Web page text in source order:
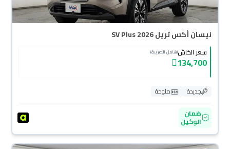
نيسان أكس تريل SV Plus 2026
سعر الكاش(شامل الضريبة)
134,700
جديدة
ملوحة
ضمان
الوكيل